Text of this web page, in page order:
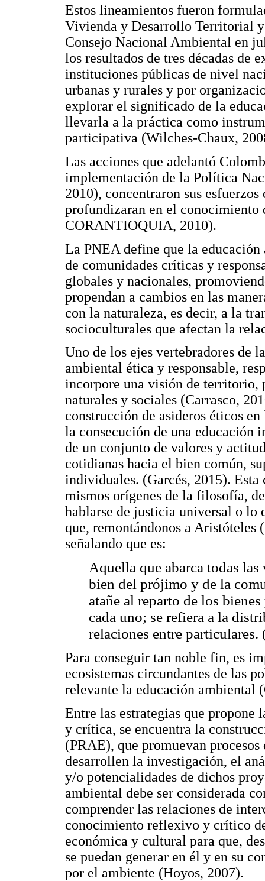
Estos lineamientos fueron
Vivienda y Desarrollo Territorial
Consejo Nacional Ambiental en
los resultados de tres décadas de
instituciones públicas de nivel
urbanas y rurales y por
explorar el significado de la
llevarla a la práctica como
participativa (Wilches-Chaux,
Las acciones que adelantó
implementación de la Política
2010), concentraron sus
profundizaran en el conocimiento
CORANTIOQUIA, 2010).
La PNEA define que la
de comunidades críticas y
globales y nacionales,
propendan a cambios en las
con la naturaleza, es decir, a la
socioculturales que afectan la
Uno de los ejes vertebradores de
ambiental ética y responsable,
incorpore una visión de territorio,
naturales y sociales (Carrasco,
construcción de asideros éticos
la consecución de una educación
de un conjunto de valores y
cotidianas hacia el bien común,
individuales. (Garcés, 2015). Esta
mismos orígenes de la filosofía,
hablarse de justicia universal o lo
que, remontándonos a
señalando que es:
Aquella que abarca todas
bien del prójimo y de la
atañe al reparto de los
cada uno; se refiera a la
relaciones entre particulares.
Para conseguir tan noble fin, es
ecosistemas circundantes de las
relevante la educación ambiental
Entre las estrategias que
y crítica, se encuentra la
(PRAE), que promuevan
desarrollen la investigación, el
y/o potencialidades de dichos
ambiental debe ser considerada
comprender las relaciones de
conocimiento reflexivo y crítico
económica y cultural para que,
se puedan generar en él y en su
por el ambiente (Hoyos, 2007).